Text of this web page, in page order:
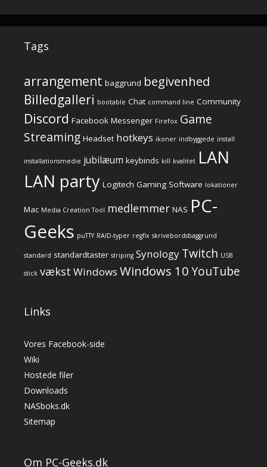
Tags
arrangement baggrund begivenhed
Billedgalleri bootable Chat command line Community
Discord Facebook Messenger Firefox Game
Streaming Headset hotkeys ikoner indbyggede install
installationsmedie jubilæum keybinds kill kvalitet LAN
LAN party Logitech Gaming Software lokationer
Mac Media Creation Tool medlemmer NAS PC-
Geeks puTTY RAID-typer regfix skrivebordsbaggrund
standard standardtaster striping Synology Twitch USB
stick vækst Windows Windows 10YouTube
Links
Vores Facebook-side
Wiki
Hostede filer
Downloads
NASboks.dk
Sitemap
Om PC-Geeks.dk